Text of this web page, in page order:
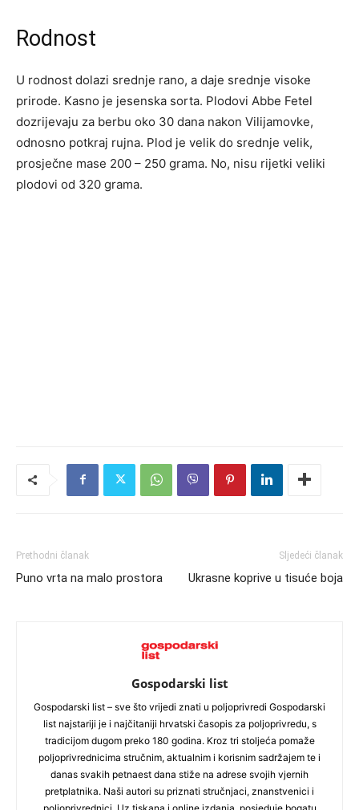
Rodnost
U rodnost dolazi srednje rano, a daje srednje visoke
prirode. Kasno je jesenska sorta. Plodovi Abbe Fetel
dozrijevaju za berbu oko 30 dana nakon Vilijamovke,
odnosno potkraj rujna. Plod je velik do srednje velik,
prosječne mase 200 – 250 grama. No, nisu rijetki veliki
plodovi od 320 grama.
Prethodni članak
Puno vrta na malo prostora
Sljedeći članak
Ukrasne koprive u tisuće boja
Gospodarski list
Gospodarski list – sve što vrijedi znati u poljoprivredi Gospodarski
list najstariji je i najčitaniji hrvatski časopis za poljoprivredu, s
tradicijom dugom preko 180 godina. Kroz tri stoljeća pomaže
poljoprivrednicima stručnim, aktualnim i korisnim sadržajem te i
danas svakih petnaest dana stiže na adrese svojih vjernih
pretplatnika. Naši autori su priznati stručnjaci, znanstvenici i